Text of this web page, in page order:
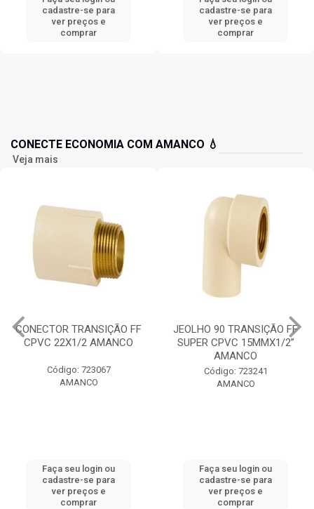
cadastre-se para
ver preços e
comprar
cadastre-se para
ver preços e
comprar
CONECTE ECONOMIA COM AMANCO 💧
Veja mais
CONECTOR TRANSIÇÃO FF
CPVC 22X1/2 AMANCO
Código: 723067
AMANCO
Faça seu login ou
cadastre-se para
ver preços e
comprar
JEOLHO 90 TRANSIÇÃO FF
SUPER CPVC 15MMX1/2”
AMANCO
Código: 723241
AMANCO
Faça seu login ou
cadastre-se para
ver preços e
comprar